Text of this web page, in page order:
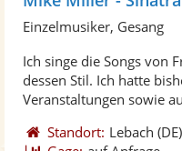
Einzelmusiker, Gesang
Ich singe die Songs von
dessen Stil. Ich hatte
Veranstaltungen sowie
Standort: Lebach (DE)